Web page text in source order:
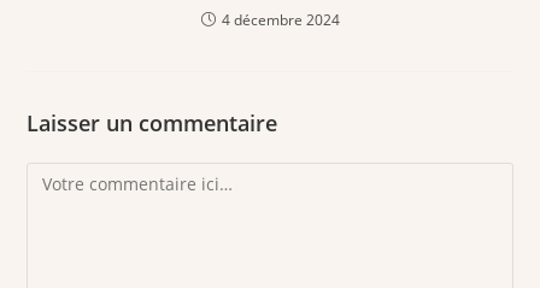
4 décembre 2024
Laisser un commentaire
Comment